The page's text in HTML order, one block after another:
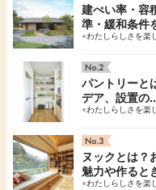
建ぺい率・容
準・緩和条件
●わたしらしさを楽
パントリーと
デア、設置の
●わたしらしさを楽
ヌックとは？
魅力や作ると
●わたしらしさを楽